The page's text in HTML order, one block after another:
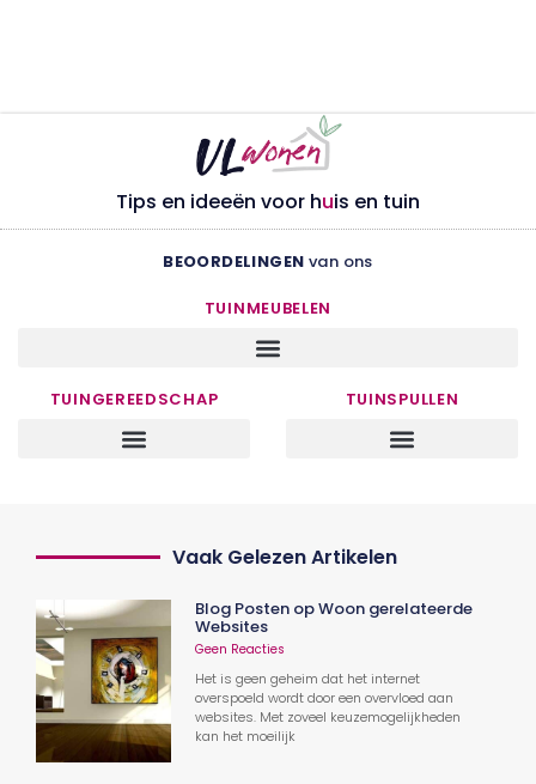
Tips en ideeën voor huis en tuin
BEOORDELINGEN van ons
TUINMEUBELEN
TUINGEREEDSCHAP TUINSPULLEN
Vaak Gelezen Artikelen
Blog Posten op Woon gerelateerde
Websites
Geen Reacties
Het is geen geheim dat het internet
overspoeld wordt door een overvloed aan
websites. Met zoveel keuzemogelijkheden
kan het moeilijk